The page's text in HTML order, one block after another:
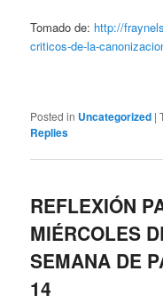
Tomado de: http://
criticos-de-la-
Posted in Uncategorized |
Replies
REFLEXIÓN
MIÉRCOLES
SEMANA DE
14